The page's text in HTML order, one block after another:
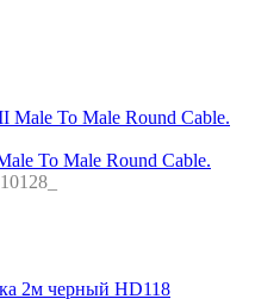
To Male Round Cable.